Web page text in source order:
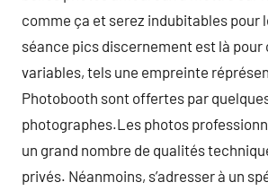
comme ça et serez indubitables pour
séance pics discernement est là pour
variables, tels une empreinte
Photobooth sont offertes par
photographes.Les photos
un grand nombre de qualités
privés. Néanmoins, s’adresser à un